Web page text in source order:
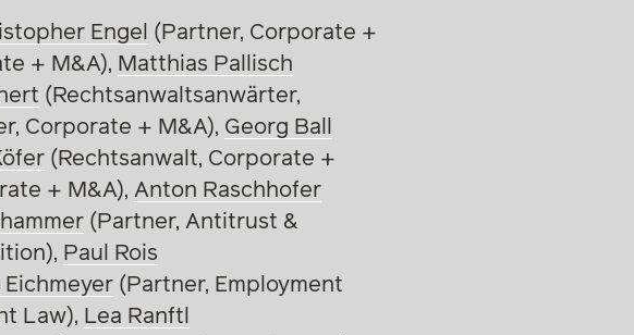
Engel (Partner, Corporate +
+ M&A), Matthias Pallisch
(Rechtsanwaltsanwärter,
Corporate + M&A), Georg Ball
(Rechtsanwalt, Corporate +
+ M&A), Anton Raschhofer
(Partner, Antitrust &
Paul Rois
Eichmeyer(Partner, Employment
Law), Lea Ranftl